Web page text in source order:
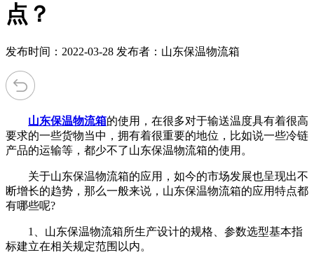
点？
发布时间：2022-03-28 发布者：山东保温物流箱
山东保温物流箱的使用，在很多对于输送温度具有着很高
要求的一些货物当中，拥有着很重要的地位，比如说一些冷链
产品的运输等，都少不了山东保温物流箱的使用。
关于山东保温物流箱的应用，如今的市场发展也呈现出不
断增长的趋势，那么一般来说，山东保温物流箱的应用特点都
有哪些呢?
1、山东保温物流箱所生产设计的规格、参数选型基本指
标建立在相关规定范围以内。